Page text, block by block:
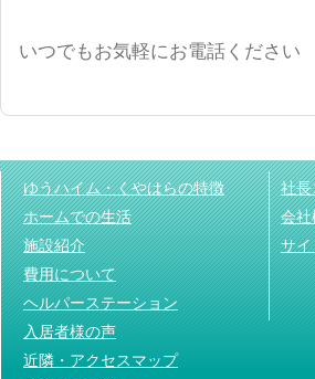
いつでもお気軽にお電話ください
ゆうハイム・くやはらの特徴
ホームでの生活
施設紹介
費用について
ヘルパーステーション
入居者様の声
近隣・アクセスマップ
社長
会社
サイ